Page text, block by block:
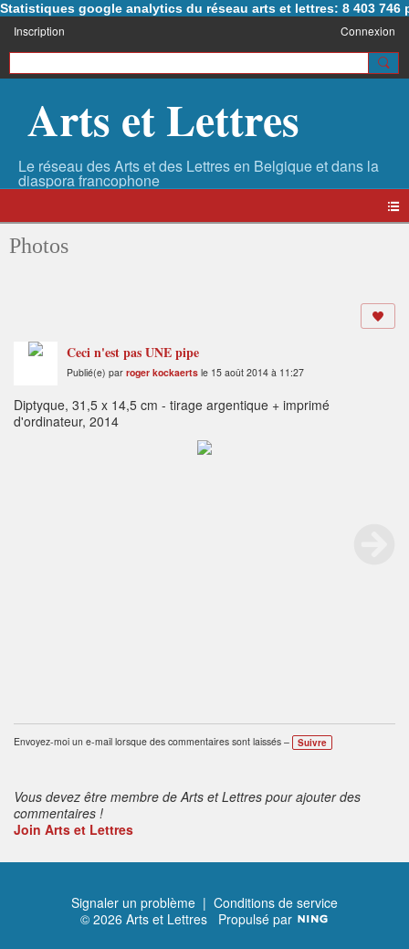
Statistiques google analytics du réseau arts et lettres: 8 403 746
Inscription Connexion
Arts et Lettres
Photos
Ceci n'est pas UNE pipe
Publié(e) par roger kockaerts le 15 août 2014 à 11:27
Diptyque, 31,5 x 14,5 cm - tirage argentique + imprimé
d'ordinateur, 2014
Envoyez-moi un e-mail lorsque des commentaires sont laissés – Suivre
Vous devez être membre de Arts et Lettres pour ajouter des
commentaires !
Join Arts et Lettres
Signaler un problème | Conditions de service
© 2026 Arts et Lettres Propulsé par